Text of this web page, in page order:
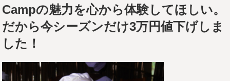
Campの魅力を心から体験してほしい。
だから今シーズンだけ3万円値下げしま
した！